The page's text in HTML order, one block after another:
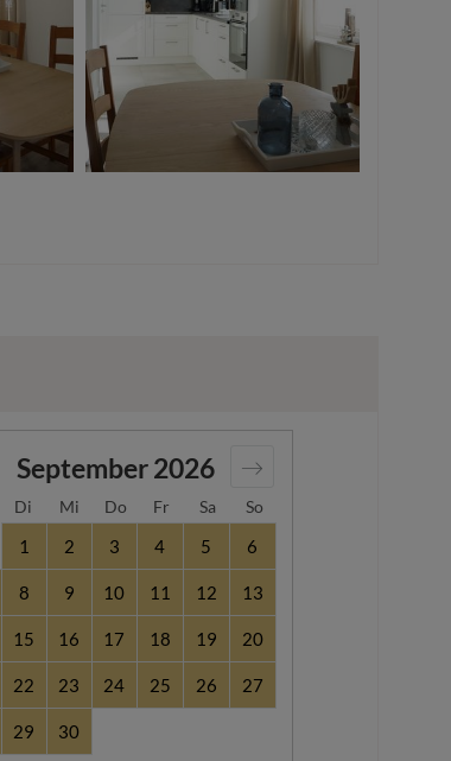
Di Mi Do Fr Sa So
September2026
1 2 3 4 5 6
8 9 10 11 12 13
15 16 17 18 19 20
22 23 24 25 26 27
29 30